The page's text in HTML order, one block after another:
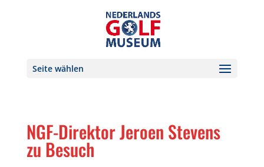
Seite wählen
NGF-Direktor Jeroen Stevens
zu Besuch